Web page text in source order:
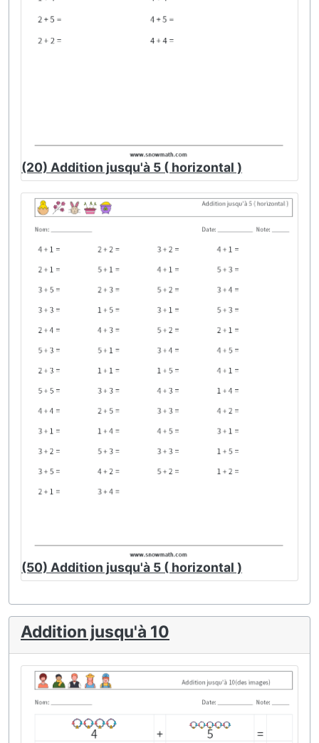
(20) Addition jusqu'à 5 ( horizontal )
(50) Addition jusqu'à 5 ( horizontal )
Addition jusqu'à 10